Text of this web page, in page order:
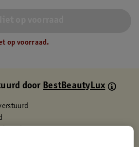
op voorraad.
doorBestBeautyLux
Kruidvat kaart